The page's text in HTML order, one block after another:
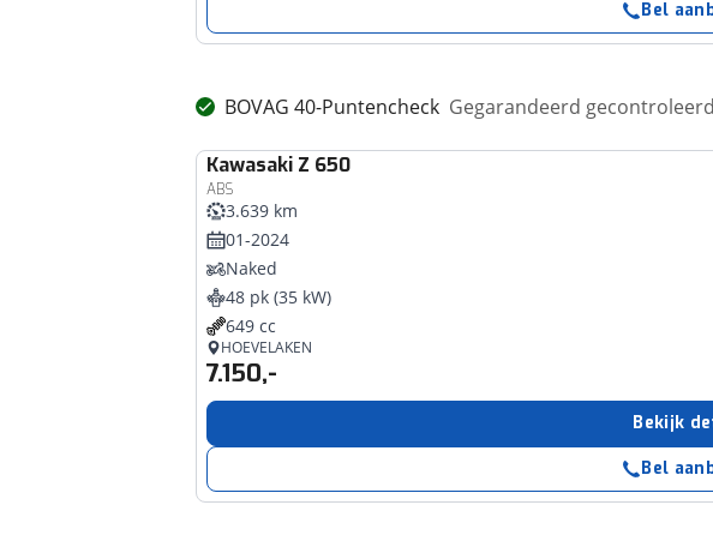
Bel
BOVAG 40-Puntencheck Gegarandeerd
Kawasaki Z 650
ABS
3.639 km
01-2024
Naked
48 pk (35 kW)
649 cc
HOEVELAKEN
7.150,-
Bekijk
Bel